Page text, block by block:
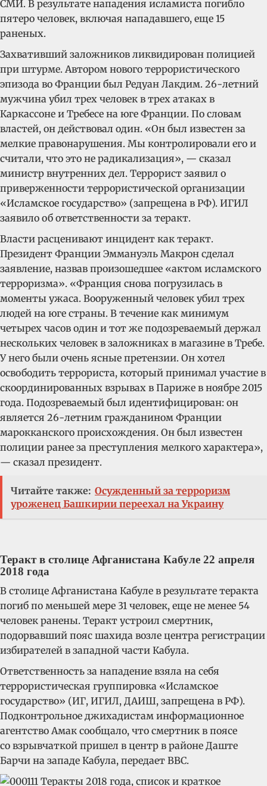
СМИ. В результате нападения исламиста погибло
пятеро человек, включая нападавшего, еще 15
раненых.
Захвативший заложников ликвидирован полицией
при штурме. Автором нового террористического
эпизода во Франции был Редуан Лакдим. 26-летний
мужчина убил трех человек в трех атаках в
Каркассоне и Требесе на юге Франции. По словам
властей, он действовал один. «Он был известен за
мелкие правонарушения. Мы контролировали его и
считали, что это не радикализация», — сказал
министр внутренних дел. Террорист заявил о
приверженности террористической организации
«Исламское государство» (запрещена в РФ). ИГИЛ
заявило об ответственности за теракт.
Власти расценивают инцидент как теракт.
Президент Франции Эммануэль Макрон сделал
заявление, назвав произошедшее «актом исламского
терроризма». «Франция снова погрузилась в
моменты ужаса. Вооруженный человек убил трех
людей на юге страны. В течение как минимум
четырех часов один и тот же подозреваемый держал
нескольких человек в заложниках в магазине в Требе.
У него были очень ясные претензии. Он хотел
освободить террориста, который принимал участие в
скоординированных взрывах в Париже в ноябре 2015
года. Подозреваемый был идентифицирован: он
является 26-летним гражданином Франции
марокканского происхождения. Он был известен
полиции ранее за преступления мелкого характера»,
— сказал президент.
Читайте также: Осужденный за терроризм
уроженец Башкирии переехал на Украину
Теракт в столице Афганистана Кабуле 22 апреля
2018 года
В столице Афганистана Кабуле в результате теракта
погиб по меньшей мере 31 человек, еще не менее 54
человек ранены. Теракт устроил смертник,
подорвавший пояс шахида возле центра регистрации
избирателей в западной части Кабула.
Ответственность за нападение взяла на себя
террористическая группировка «Исламское
государство» (ИГ, ИГИЛ, ДАИШ, запрещена в РФ).
Подконтрольное джихадистам информационное
агентство Амак сообщало, что смертник в поясе
со взрывчаткой пришел в центр в районе Даште
Барчи на западе Кабула, передает BBC.